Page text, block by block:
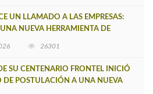
UN LLAMADO A LAS EMPRESAS:
NUEVA HERRAMIENTA DE
26301
SU CENTENARIO FRONTEL INICIÓ
DE POSTULACIÓN A UNA NUEVA